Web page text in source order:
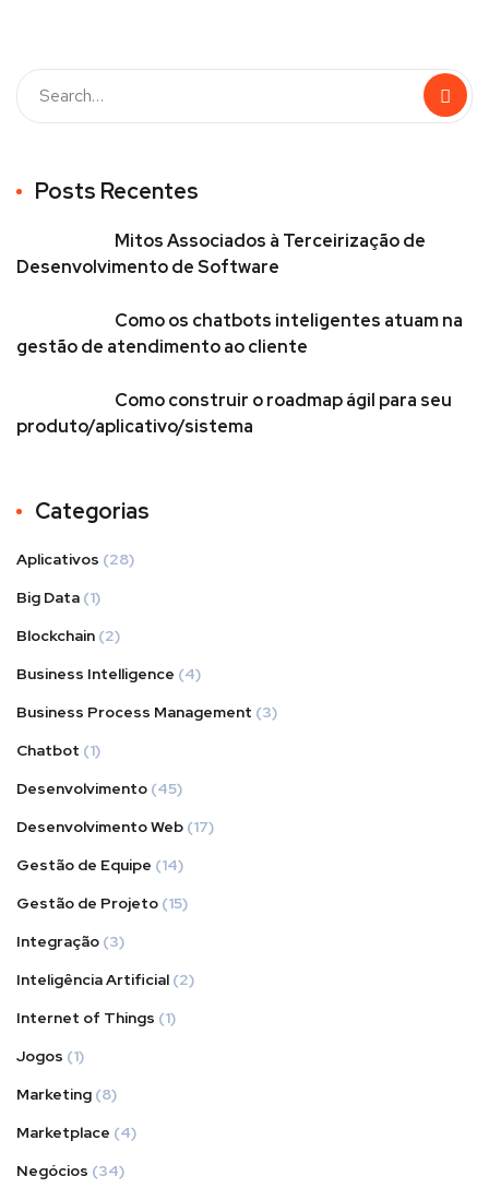
Posts Recentes
Mitos Associados à Terceirização de
Desenvolvimento de Software
Como os chatbots inteligentes atuam na
gestão de atendimento ao cliente
Como construir o roadmap ágil para seu
produto/aplicativo/sistema
Categorias
Aplicativos (28)
Big Data (1)
Blockchain (2)
Business Intelligence (4)
Business Process Management (3)
Chatbot (1)
Desenvolvimento (45)
Desenvolvimento Web (17)
Gestão de Equipe (14)
Gestão de Projeto (15)
Integração (3)
Inteligência Artificial (2)
Internet of Things (1)
Jogos (1)
Marketing (8)
Marketplace (4)
Negócios (34)